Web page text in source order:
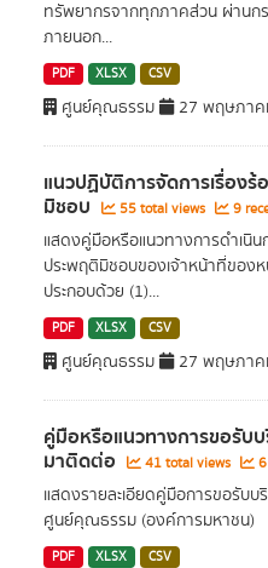
ทรัพยากรจากทุกภาคส่วน ผ่านกร
ภายนอก...
PDF XLSX CSV
ศูนย์คุณธรรม 27 พฤษภาค
แนวปฏิบัติการจัดการเรื่องร้
มิชอบ 55 total views 9
แสดงคู่มือหรือแนวทางการดำเนิน
ประพฤติมิชอบของเจ้าหน้าที่ของ
ประกอบด้วย (1)...
PDF XLSX CSV
ศูนย์คุณธรรม 27 พฤษภาค
คู่มือหรือแนวทางการขอรับ
มาติดต่อ 41 total views
แสดงรายละเอียดคู่มือการขอรับ
ศูนย์คุณธรรม (องค์การมหาชน)
PDF XLSX CSV